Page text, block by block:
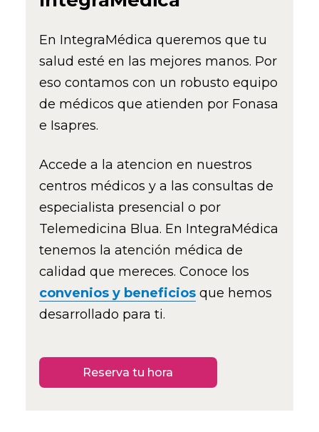
En IntegraMédica queremos que tu
salud esté en las mejores manos. Por
eso contamos con un robusto equipo
de médicos que atienden por Fonasa
e Isapres.
Accede a la atencion en nuestros
centros médicos y a las consultas de
especialista presencial o por
Telemedicina Blua. En IntegraMédica
tenemos la atención médica de
calidad que mereces. Conoce los
convenios y beneficiosque hemos
desarrollado para ti.
Reserva tu hora